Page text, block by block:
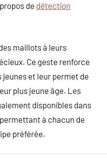
de détection
maillots à leurs
Ce geste renforce
jeunes et leur permet de
plus jeune âge. Les
disponibles dans
à chacun de
préférée.